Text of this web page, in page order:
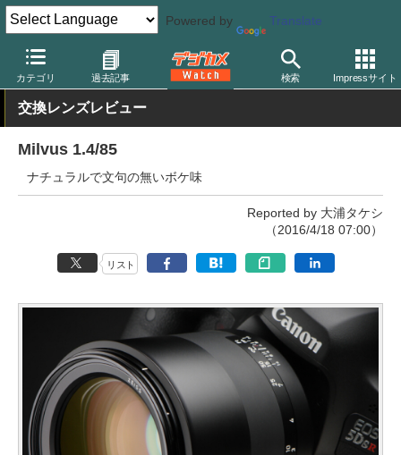
Powered by Translate
カテゴリ 過去記事 検索 Impressサイト
デジカメ Watch レンズ 交換レンズ
交換レンズレビュー
Milvus 1.4/85
ナチュラルで文句の無いボケ味
Reported by 大浦タケシ
（2016/4/18 07:00）
リスト